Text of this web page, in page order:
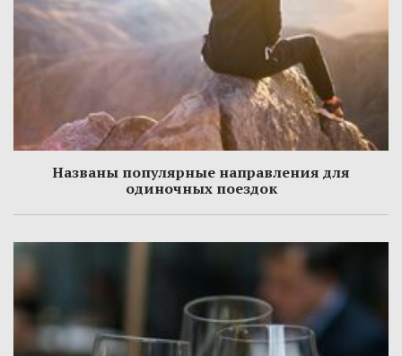
Названы популярные направления для
одиночных поездок